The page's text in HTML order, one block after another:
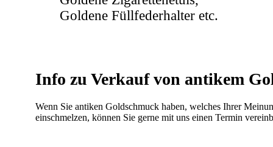
Goldene Füllfederhalter etc.
Info zu Verkauf von antikem
Wenn Sie antiken Goldschmuck haben, welches Ihrer
einschmelzen, können Sie gerne mit uns einen Termin